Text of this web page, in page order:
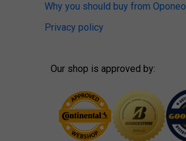
Why you should buy from Oponeo
Privacy policy
Our shop is approved by: